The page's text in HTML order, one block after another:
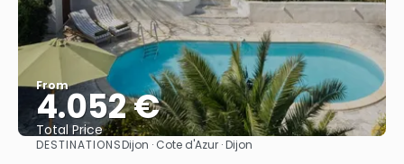
From
4.052 €
Total Price
See
DESTINATIONSDijon · Cote d'Azur · Dijon